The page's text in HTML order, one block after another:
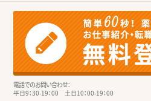
電話でのお問い合わせ：
平日9：30-19：00 土日10：00-19：00